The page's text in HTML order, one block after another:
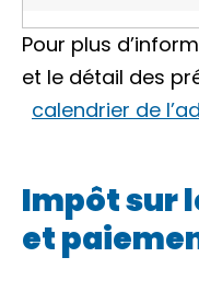
Pour plus
et le détail des
calendrier de
Impôt sur
et